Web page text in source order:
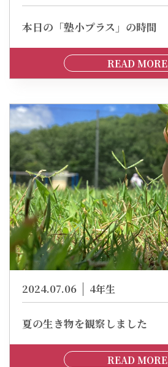
本日の「塾小プラス」の時間
READ MORE
2024.07.06 4年生
夏の生き物を観察しました
READ MORE